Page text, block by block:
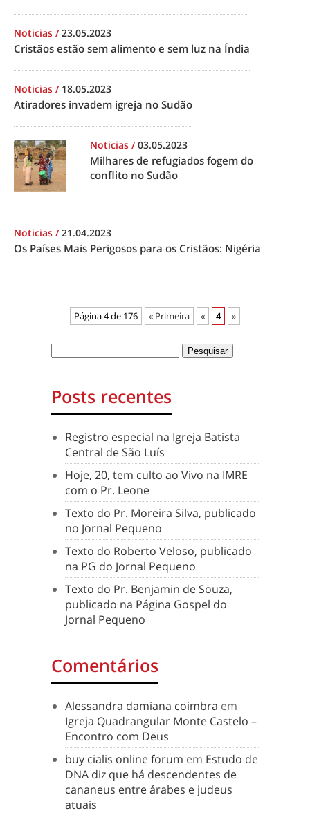
Noticias /23.05.2023
Cristãos estão sem alimento e sem luz na Índia
Noticias / 18.05.2023
Atiradores invadem igreja no Sudão
Noticias /03.05.2023
Milhares de refugiados fogem do
conflito no Sudão
Noticias /21.04.2023
Os Países Mais Perigosos para os Cristãos: Nigéria
Página 4 de 176 « Primeira « 4 »
Posts recentes
Registro especial na Igreja Batista
Central de São Luís
Hoje, 20, tem culto ao Vivo na IMRE
com o Pr. Leone
Texto do Pr. Moreira Silva, publicado
no Jornal Pequeno
Texto do Roberto Veloso, publicado
na PG do Jornal Pequeno
Texto do Pr. Benjamin de Souza,
publicado na Página Gospel do
Jornal Pequeno
Comentários
Alessandra damiana coimbra em
Igreja Quadrangular Monte Castelo –
Encontro com Deus
buy cialis online forum em Estudo de
DNA diz que há descendentes de
cananeus entre árabes e judeus
atuais